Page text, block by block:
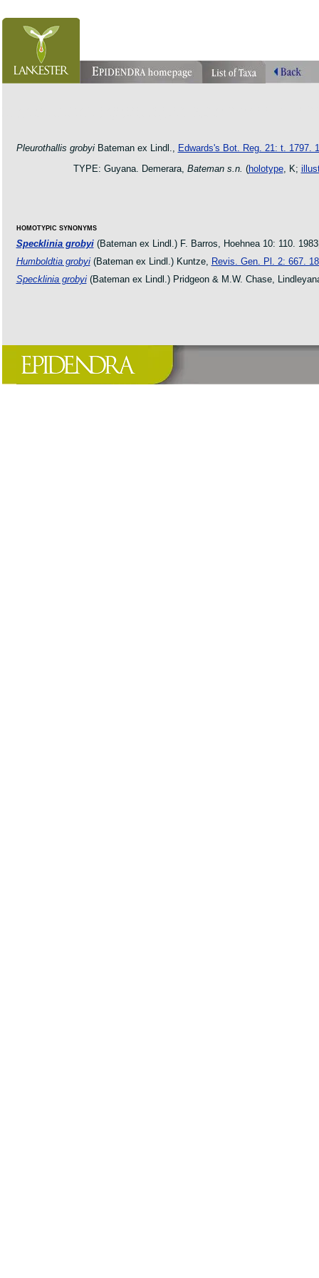
Pleurothallis grobyiBateman ex Lindl., Edwards's Bot. Reg. 21: t. 1797.
TYPE: Guyana. Demerara, Bateman s.n. (holotype, K;
HOMOTYPIC SYNONYMS
Specklinia grobyi(Bateman ex Lindl.) F. Barros, Hoehnea 10: 110.
Humboldtia grobyi(Bateman ex Lindl.) Kuntze, Revis. Gen. Pl. 2: 667.
Specklinia grobyi(Bateman ex Lindl.) Pridgeon & M.W. Chase,